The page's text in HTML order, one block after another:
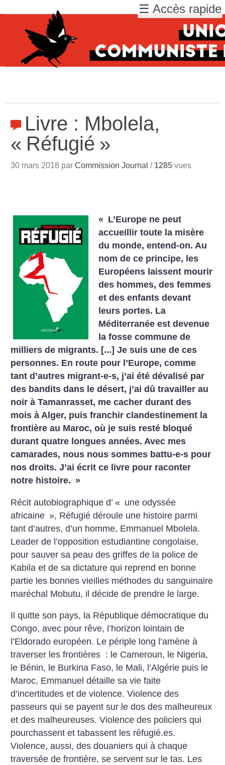
Livre : Mbolela,
« Réfugié »
30 mars 2018 parCommission Journal / 1285 vues
« L’Europe ne peut
accueillir toute la misère
du monde, entend-on. Au
nom de ce principe, les
Européens laissent mourir
des hommes, des femmes
et des enfants devant
leurs portes. La
Méditerranée est devenue
la fosse commune de
milliers de migrants. [...] Je suis une de ces
personnes. En route pour l’Europe, comme
tant d’autres migrant-e-s, j’ai été dévalisé par
des bandits dans le désert, j’ai dû travailler au
noir à Tamanrasset, me cacher durant des
mois à Alger, puis franchir clandestinement la
frontière au Maroc, où je suis resté bloqué
durant quatre longues années. Avec mes
camarades, nous nous sommes battu-e-s pour
nos droits. J’ai écrit ce livre pour raconter
notre histoire. »
Récit autobiographique d’ « une odyssée
africaine », Réfugié déroule une histoire parmi
tant d’autres, d’un homme, Emmanuel Mbolela.
Leader de l’opposition estudiantine congolaise,
pour sauver sa peau des griffes de la police de
Kabila et de sa dictature qui reprend en bonne
partie les bonnes vieilles méthodes du sanguinaire
maréchal Mobutu, il décide de prendre le large.
Il quitte son pays, la République démocratique du
Congo, avec pour rêve, l’horizon lointain de
l’Eldorado européen. Le périple long l’amène à
traverser les frontières : le Cameroun, le Nigeria,
le Bénin, le Burkina Faso, le Mali, l’Algérie puis le
Maroc, Emmanuel détaille sa vie faite
d’incertitudes et de violence. Violence des
passeurs qui se payent sur le dos des malheureux
et des malheureuses. Violence des policiers qui
pourchassent et tabassent les réfugié.es.
Violence, aussi, des douaniers qui à chaque
traversée de frontière, se servent sur le tas. Les
☰ Accès rapide